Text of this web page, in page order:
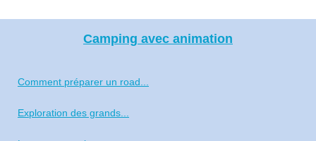
Camping avec animation
Comment préparer un road...
Exploration des grands...